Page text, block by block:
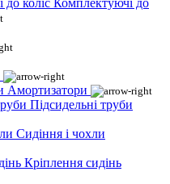
Комплектуючі до
Амортизатори
Підсидельні труби
Сидіння і чохли
Кріплення сидінь